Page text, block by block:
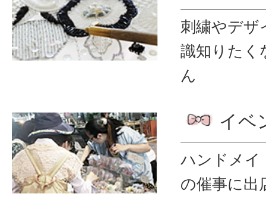
刺繍やデザ
識知りたく
ん
イベ
ハンドメイ
の催事に出